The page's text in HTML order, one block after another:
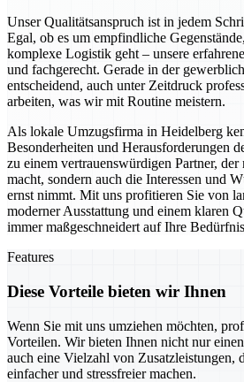
Unser Qualitätsanspruch ist in jedem
Egal, ob es um empfindliche
komplexe Logistik geht – unsere
und fachgerecht. Gerade in der
entscheidend, auch unter Zeitdruck
arbeiten, was wir mit Routine meistern.
Als lokale Umzugsfirma in Heidelberg
Besonderheiten und Herausforderungen
zu einem vertrauenswürdigen Partner,
macht, sondern auch die Interessen und
ernst nimmt. Mit uns profitieren Sie von
moderner Ausstattung und einem klaren
immer maßgeschneidert auf Ihre
Features
Diese Vorteile bieten wir Ihnen
Wenn Sie mit uns umziehen möchten,
Vorteilen. Wir bieten Ihnen nicht nur
auch eine Vielzahl von Zusatzleistungen,
einfacher und stressfreier machen.